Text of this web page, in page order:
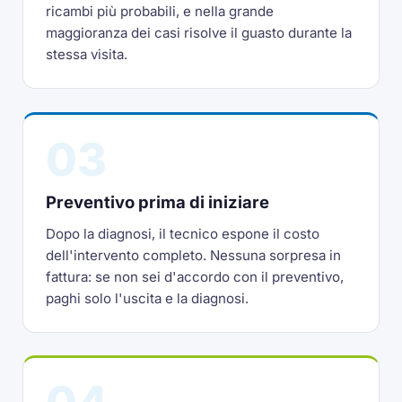
ricambi più probabili, e nella grande
maggioranza dei casi risolve il guasto durante la
stessa visita.
Preventivo prima di iniziare
Dopo la diagnosi, il tecnico espone il costo
dell'intervento completo. Nessuna sorpresa in
fattura: se non sei d'accordo con il preventivo,
paghi solo l'uscita e la diagnosi.